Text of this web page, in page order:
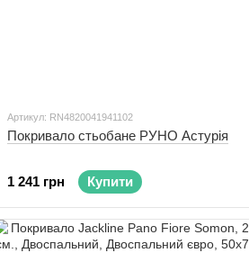
Артикул: RN4820041941102
Покривало стьобане РУНО Астурія
1 241 грн Купити